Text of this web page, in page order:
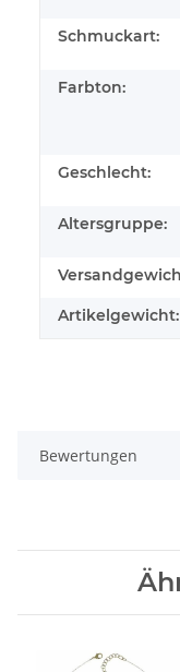
Schmuckart:
Farbton:
Geschlecht:
Altersgruppe:
Artikelgewicht:
Bewertungen